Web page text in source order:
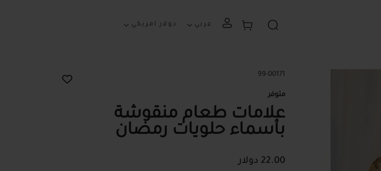
بحث سلة التسوق الخاصة بي
لغة
عربي العملة
دولار امريكي
99-00171
متوفر
علامات طعام منقوشة
بأسماء حلويات رمضان
22.00 دولار